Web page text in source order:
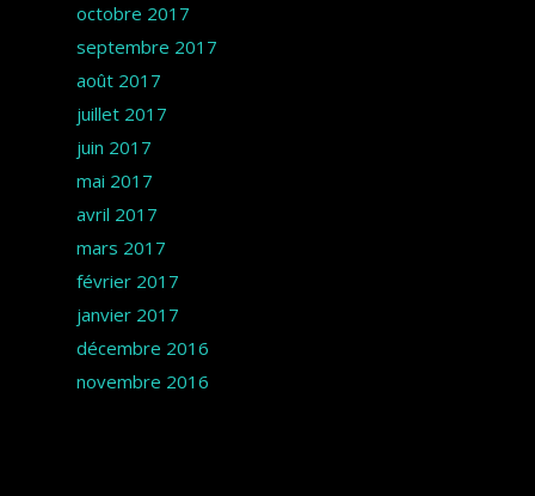
octobre 2017
septembre 2017
août 2017
juillet 2017
juin 2017
mai 2017
avril 2017
mars 2017
février 2017
janvier 2017
décembre 2016
novembre 2016